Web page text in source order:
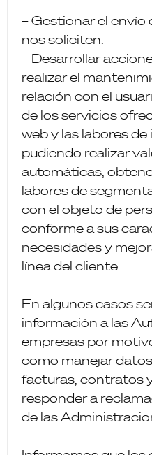
– Gestionar el envío
nos soliciten.
– Desarrollar
realizar el
relación con el
de los servicios
web y las labores de
pudiendo realizar
automáticas,
labores de
con el objeto de
conforme a sus
necesidades y
línea del cliente.
En algunos casos
información a las
empresas por
como manejar
facturas, contratos
responder a
de las